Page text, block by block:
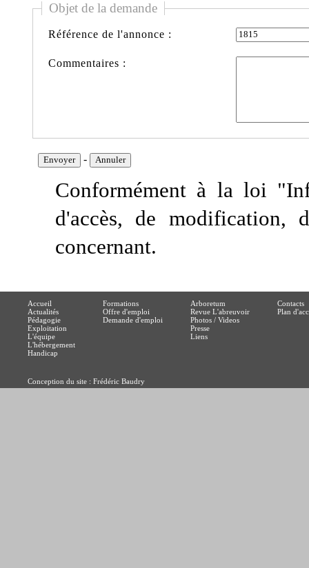
Objet de la demande
Référence de l'annonce :
Commentaires :
-
Conformément à la loi
d'accès, de modification,
concernant.
Accueil
Actualités
Pédagogie
Exploitation
L'équipe
L'hébergement
Handicap
Formations
Offre d'emploi
Demande d'emploi
Arboretum
Revue L'abreuvoir
Photos / Videos
Presse
Liens
Contacts
Plan
Conception du site : Frédéric Baudry